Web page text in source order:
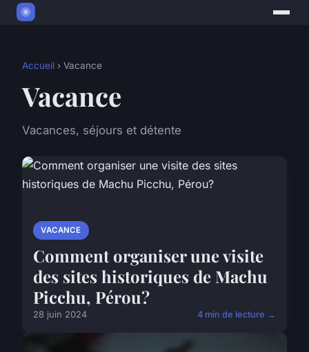
Accueil › Vacance
Vacance
Vacances, séjours et détente
VACANCE
Comment organiser une visite
des sites historiques de Machu
Picchu, Pérou?
28 juin 2024 4 min de lecture →